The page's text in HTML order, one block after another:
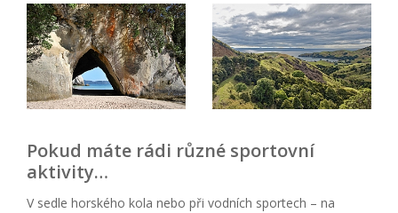
Pokud máte rádi různé sportovní
aktivity…
V sedle horského kola nebo při vodních sportech – na